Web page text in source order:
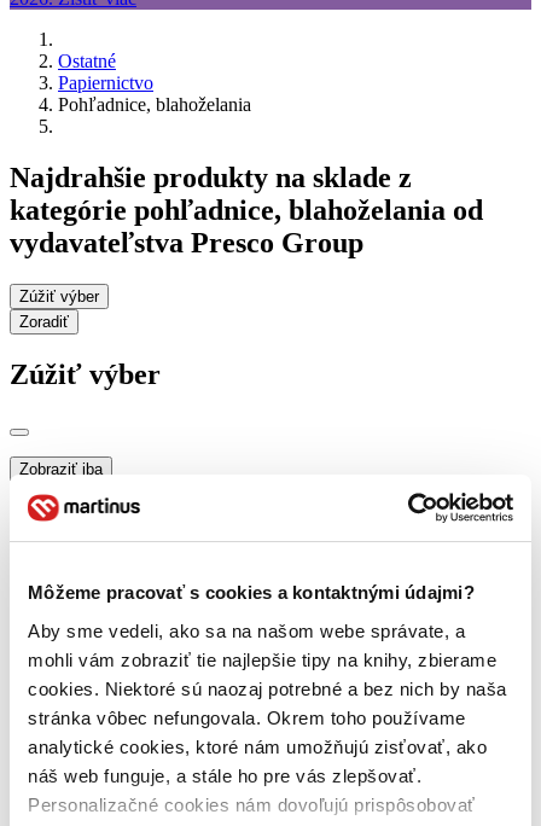
Môžeme pracovať s cookies a kontaktnými údajmi?
Aby sme vedeli, ako sa na našom webe správate, a
mohli vám zobraziť tie najlepšie tipy na knihy, zbierame
cookies. Niektoré sú naozaj potrebné a bez nich by naša
stránka vôbec nefungovala. Okrem toho používame
analytické cookies, ktoré nám umožňujú zisťovať, ako
náš web funguje, a stále ho pre vás zlepšovať.
Personalizačné cookies nám dovoľujú prispôsobovať
Ostatné
Papiernictvo
Pohľadnice, blahoželania
Najdrahšie produkty na sklade z
kategórie pohľadnice, blahoželania od
vydavateľstva Presco Group
Zúžiť výber
Zoradiť
Zúžiť výber
Zobraziť iba
novinky (0 titulov)
zľavnené tituly (0 titulov)
na centrálnom sklade (0 titulov)na centrálnom sklade
pripravujeme (0 titulov)pripravujeme
dostupná (bez vypredaných) (0 titulov)dostupná (bez
vypredaných)
Nové / čítané
nová (0 titulov)nová
čítaná (0 titulov)čítaná
čítaná - výborný stav (0 titulov)čítaná - výborný stav